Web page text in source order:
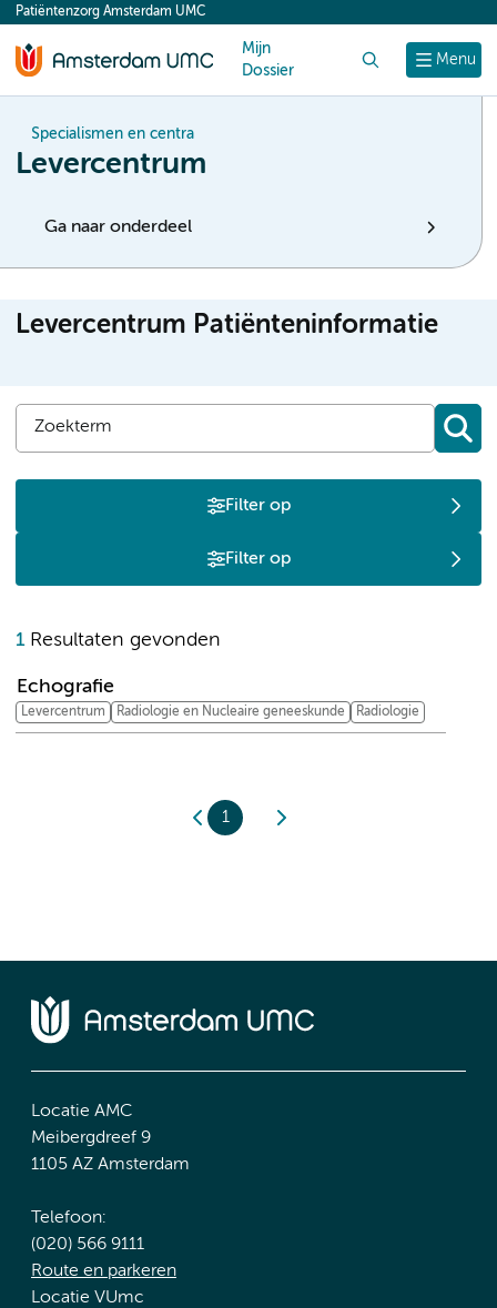
content
Menu
Patiëntenzorg Amsterdam UMC
Mijn
Dossier
Specialismen en centra
Levercentrum
Ga naar onderdeel
Levercentrum Patiënteninformatie
Filter op
Filter op
1Resultaten gevonden
Echografie
Levercentrum Radiologie en Nucleaire geneeskunde Radiologie
1
Locatie AMC
Meibergdreef 9
1105 AZ Amsterdam
Telefoon:
(020) 566 9111
Route en parkeren
Locatie VUmc